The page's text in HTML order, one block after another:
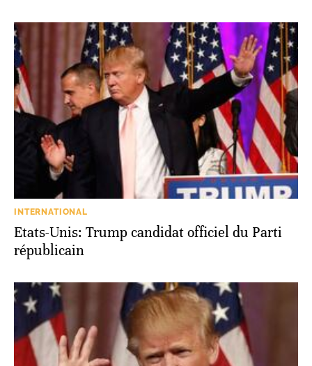
INTERNATIONAL
Etats-Unis: Trump candidat officiel du Parti
républicain